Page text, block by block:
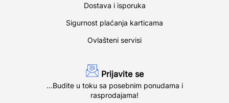
Dostava i isporuka
Sigurnost plaćanja karticama
Ovlašteni servisi
Prijavite se
...Budite u toku sa posebnim ponudama i
rasprodajama!